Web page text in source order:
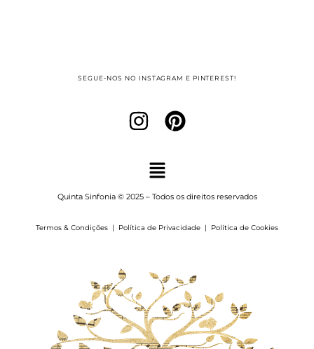
SEGUE-NOS NO INSTAGRAM E PINTEREST!
Quinta Sinfonia © 2025 – Todos os direitos reservados
Termos & Condições | Política de Privacidade | Política de Cookies